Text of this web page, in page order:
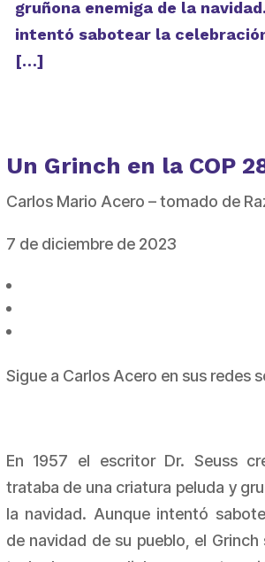
gruñona enemiga de la
intentó sabotear la
[…]
Un Grinch en la COP
Carlos Mario Acero – tomado de
7 de diciembre de 2023
Sigue a Carlos Acero en sus redes
En 1957 el escritor Dr. Seuss
trataba de una criatura peluda y
la navidad. Aunque intentó
de navidad de su pueblo, el